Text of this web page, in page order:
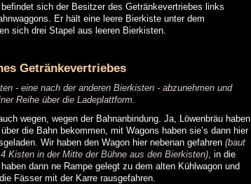
sich der Besitzer des Getränkevertriebes links
Er hält eine leere Bierkiste unter dem
sich drei Stapel aus leeren Bierkisten.
Getränkevertriebes
- eine nach der anderen Bierkisten - abzunehmen und
Reihe über die Ladeplattform.
wegen, wegen der Bahnanbindung. Ja, Löwenbräu haben
die Bahn bekommen, mit Wagons haben sie’s dann hier
Wir haben den Wagon hier nebenan gefahren(baut
Kisten in der Mitte der Bühne aus den Bierkisten) , in die
dann ne Rampe gelegt zu dem alten Kühlwagon und
Fässer mit der Karre rausgefahren.